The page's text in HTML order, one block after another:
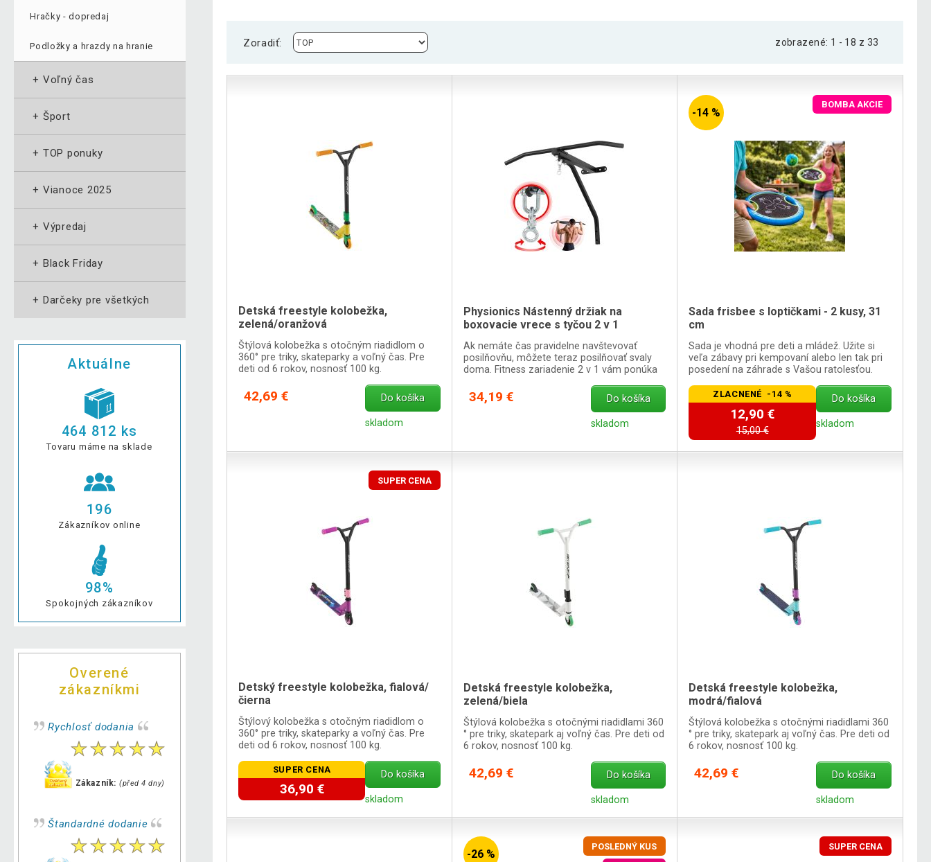
Hračky - dopredaj
Podložky a hrazdy na hranie
+ Voľný čas
+ Šport
+ TOP ponuky
+ Vianoce 2025
+ Výpredaj
+ Black Friday
+ Darčeky pre všetkých
Aktuálne
464 812 ks
Tovaru máme na sklade
196
Zákazníkov online
98%
Spokojných zákazníkov
Overené
zákazníkmi
Rychlosť dodania
Zákazník: (před 4 dny)
Štandardné dodanie
Zoradiť: zobrazené: 1 - 18 z 33
Detská freestyle kolobežka,
zelená/oranžová
Štýlová kolobežka s otočným riadidlom o
360° pre triky, skateparky a voľný čas. Pre
deti od 6 rokov, nosnosť 100 kg.
42,69 € Do košíka
skladom
Physionics Nástenný držiak na
boxovacie vrece s tyčou 2 v 1
Ak nemáte čas pravidelne navštevovať
posilňovňu, môžete teraz posilňovať svaly
doma. Fitness zariadenie 2 v 1 vám ponúka
34,19 € Do košíka
skladom
-14 %
BOMBA AKCIE
Sada frisbee s loptičkami - 2 kusy, 31
cm
Sada je vhodná pre deti a mládež. Užite si
veľa zábavy pri kempovaní alebo len tak pri
posedení na záhrade s Vašou ratolesťou.
ZLACNENÉ -14 %
12,90 €
15,00 €
Do košíka
skladom
SUPER CENA
Detský freestyle kolobežka, fialová/
čierna
Štýlový kolobežka s otočným riadidlom o
360° pre triky, skateparky a voľný čas. Pre
deti od 6 rokov, nosnosť 100 kg.
SUPER CENA
36,90 €
Do košíka
skladom
Detská freestyle kolobežka,
zelená/biela
Štýlová kolobežka s otočnými riadidlami 360
° pre triky, skatepark aj voľný čas. Pre deti od
6 rokov, nosnosť 100 kg.
42,69 € Do košíka
skladom
Detská freestyle kolobežka,
modrá/fialová
Štýlová kolobežka s otočnými riadidlami 360
° pre triky, skatepark aj voľný čas. Pre deti od
6 rokov, nosnosť 100 kg.
42,69 € Do košíka
skladom
-26 %
POSLEDNÝ KUS SUPER CENA